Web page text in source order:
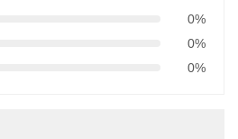
0%
0%
0%